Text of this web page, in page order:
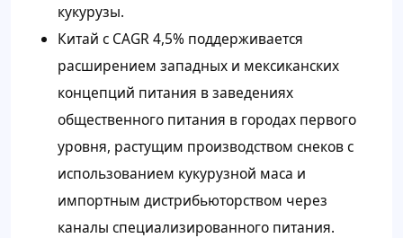
кукурузы.
Китай с CAGR 4,5% поддерживается
расширением западных и мексиканских
концепций питания в заведениях
общественного питания в городах первого
уровня, растущим производством снеков с
использованием кукурузной маса и
импортным дистрибьюторством через
каналы специализированного питания.